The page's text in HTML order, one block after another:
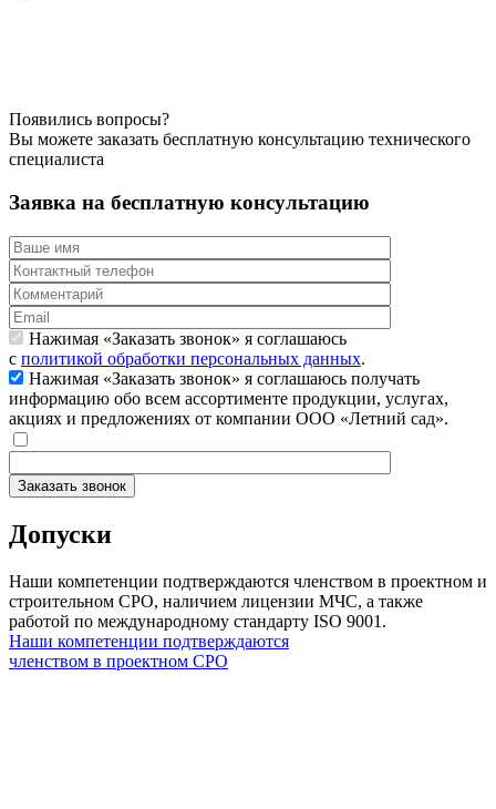
Появились вопросы?
Вы можете заказать бесплатную консультацию технического
специалиста
Заявка на бесплатную консультацию
Нажимая «Заказать звонок» я соглашаюсь
с политикой обработки персональных данных.
Нажимая «Заказать звонок» я соглашаюсь получать
информацию обо всем ассортименте продукции, услугах,
акциях и предложениях от компании ООО «Летний сад».
Заказать звонок
Допуски
Наши компетенции подтверждаются членством в проектном и
строительном СРО, наличием лицензии МЧС, а также
работой по международному стандарту ISO 9001.
Наши компетенции подтверждаются
членством в проектном СРО